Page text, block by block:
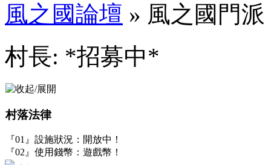
風之國論壇 » 風之國門派
村長: *招募中*
村落法律
『01』設施狀況：開放中！
『02』使用錢幣：遊戲幣！